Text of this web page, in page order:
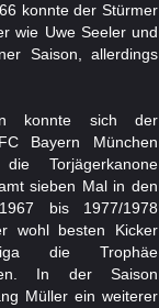
konnte der Stürmer
wie Uwe Seeler und
Saison, allerdings
konnte sich der
Bayern München
Torjägerkanone
sieben Mal in den
bis 1977/1978
wohl besten Kicker
die Trophäe
In der Saison
Müller ein weiterer